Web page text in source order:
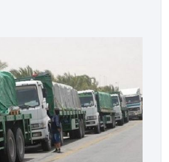
حملت ألحت على ضرورة عقلنة نفقات
التوظيف إلا في حالة الضرورة. […]